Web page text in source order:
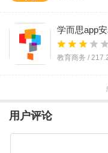
学而思app
教育商务 /
洋葱学园
用户评论